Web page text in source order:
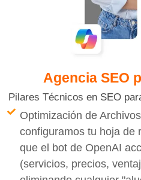
Agencia SEO
Pilares Técnicos en SEO
Optimización de
configuramos tu hoja de
que el bot de OpenAI
(servicios, precios,